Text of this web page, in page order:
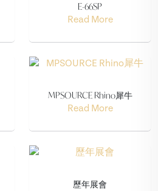
E-66SP
Read More
MPSOURCE Rhino犀牛
Read More
歷年展會